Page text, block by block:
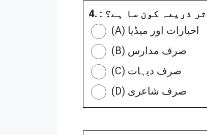
ذریعہ کون سا ہے؟
(A) اخبارات اور میڈیا
(B) صرف مدارس
(C) صرف دیہات
(D) صرف شاعری